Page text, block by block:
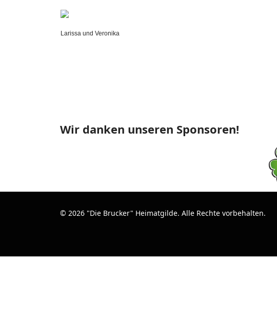
Larissa und Veronika
Wir danken unseren Sponsoren!
© 2026 "Die Brucker" Heimatgilde. Alle Rechte vorbehalten.